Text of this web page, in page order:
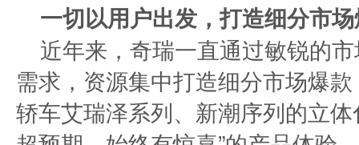
一切以用户出发，打造细分市
近年来，奇瑞一直通过敏锐的
需求，资源集中打造细分市场爆
轿车艾瑞泽系列、新潮序列的立